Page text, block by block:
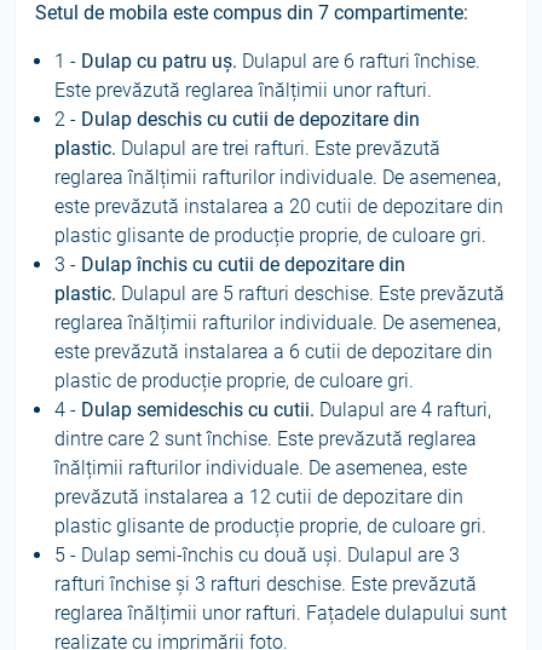
Setul de mobila este compus din 7 compartimente:
1 - Dulap cu patru uș. Dulapul are 6 rafturi închise.
Este prevăzută reglarea înălțimii unor rafturi.
2 - Dulap deschis cu cutii de depozitare din
plastic. Dulapul are trei rafturi. Este prevăzută
reglarea înălțimii rafturilor individuale. De asemenea,
este prevăzută instalarea a 20 cutii de depozitare din
plastic glisante de producție proprie, de culoare gri.
3 - Dulap închis cu cutii de depozitare din
plastic. Dulapul are 5 rafturi deschise. Este prevăzută
reglarea înălțimii rafturilor individuale. De asemenea,
este prevăzută instalarea a 6 cutii de depozitare din
plastic de producție proprie, de culoare gri.
4 - Dulap semideschis cu cutii. Dulapul are 4 rafturi,
dintre care 2 sunt închise. Este prevăzută reglarea
înălțimii rafturilor individuale. De asemenea, este
prevăzută instalarea a 12 cutii de depozitare din
plastic glisante de producție proprie, de culoare gri.
5 - Dulap semi-închis cu două uși. Dulapul are 3
rafturi închise și 3 rafturi deschise. Este prevăzută
reglarea înălțimii unor rafturi. Fațadele dulapului sunt
realizate cu imprimării foto.